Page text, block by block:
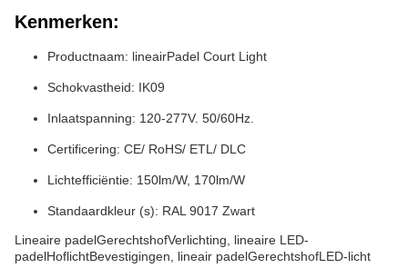
Kenmerken:
Productnaam: lineairPadel Court Light
Schokvastheid: IK09
Inlaatspanning: 120-277V. 50/60Hz.
Certificering: CE/ RoHS/ ETL/ DLC
Lichtefficiëntie: 150lm/W, 170lm/W
Standaardkleur (s): RAL 9017 Zwart
Lineaire padelGerechtshofVerlichting, lineaire LED-
padelHoflichtBevestigingen, lineair padelGerechtshofLED-licht